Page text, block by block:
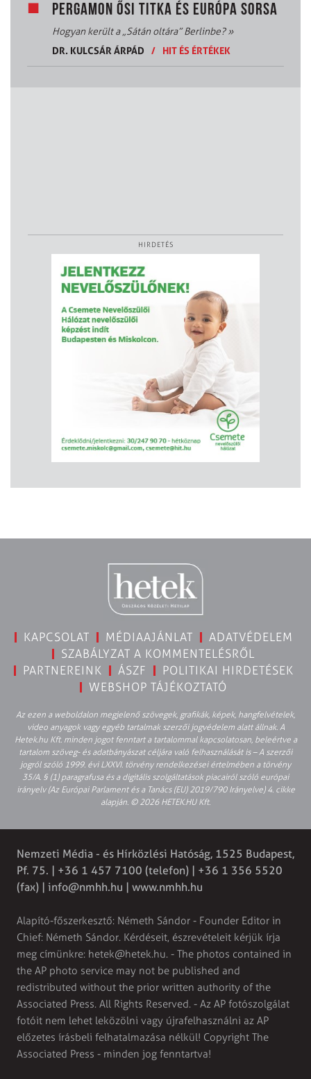
PERGAMON ŐSI TITKA ÉS EURÓPA SORSA
Hogyan került a „Sátán oltára” Berlinbe?»
DR. KULCSÁR ÁRPÁD
/ HIT ÉS ÉRTÉKEK
HIRDETÉS
KAPCSOLAT MÉDIAAJÁNLAT
ADATVÉDELEM
SZABÁLYZAT A KOMMENTELÉSRŐL
PARTNEREINK
ÁSZF
POLITIKAI HIRDETÉSEK
WEBSHOP TÁJÉKOZTATÓ
Az ezen a weboldalon megjelenő szövegek, grafikák, képek, hangfelvételek,
video anyagok vagy egyéb tartalmak szerzői jogvédelem alatt állnak. A
Hetek.hu Kft. minden jogot fenntart a tartalommal kapcsolatosan, beleértve a
tartalom szöveg- és adatbányászat céljára való felhasználását is – A szerzői
jogról szóló 1999. évi LXXVI. törvény rendelkezései értelmében a törvény
35/A. § (1) paragrafusa és a digitális szolgáltatások piacairól szóló európai
irányelv (Az Európai Parlament és a Tanács (EU) 2019/790 Irányelve) 4. cikke
alapján. © 2026 HETEK.HU Kft.
Nemzeti Média - és Hírközlési Hatóság, 1525 Budapest,
Pf. 75. | +36 1 457 7100 (telefon) | +36 1 356 5520
(fax) | info@nmhh.hu | www.nmhh.hu
Alapító-főszerkesztő: Németh Sándor - Founder Editor in
Chief: Németh Sándor. Kérdéseit, észrevételeit kérjük írja
meg címünkre: hetek@hetek.hu. - The photos contained in
the AP photo service may not be published and
redistributed without the prior written authority of the
Associated Press. All Rights Reserved. - Az AP fotószolgálat
fotóit nem lehet leközölni vagy újrafelhasználni az AP
előzetes írásbeli felhatalmazása nélkül! Copyright The
Associated Press - minden jog fenntartva!